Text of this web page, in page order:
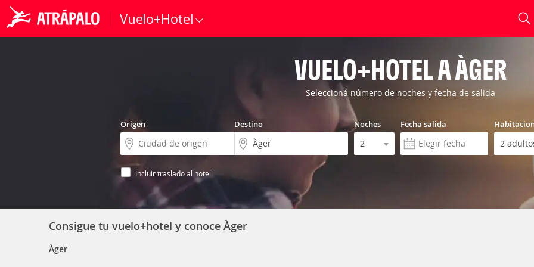
Vuelo+Hotel
VUELO+HOTEL A ÀGER
Seleccioná número de noches y fecha de salida
Origen Destino Noches Fecha salida
Incluir traslado al hotel
Consigue tu vuelo+hotel y conoce Àger
Àger